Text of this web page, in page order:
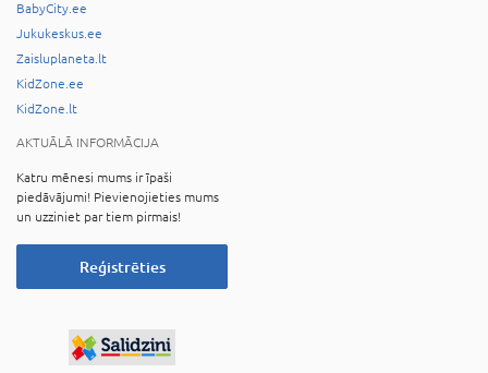
BabyCity.ee
Jukukeskus.ee
Zaisluplaneta.lt
KidZone.ee
KidZone.lt
AKTUĀLĀ INFORMĀCIJA
Katru mēnesi mums ir īpaši
piedāvājumi! Pievienojieties mums
un uzziniet par tiem pirmais!
Reģistrēties